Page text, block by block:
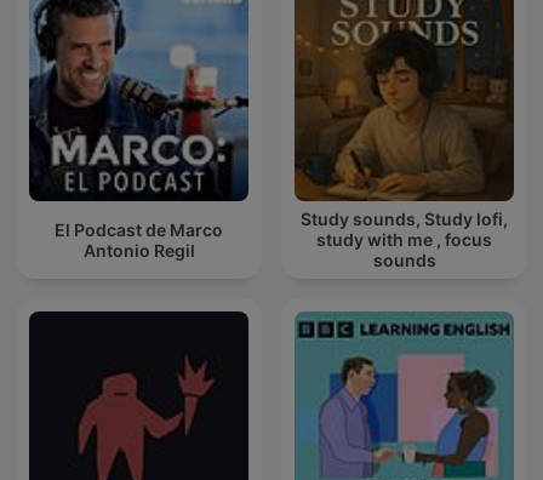
El Podcast de Marco
Antonio Regil
Study sounds, Study lofi,
study with me , focus
sounds